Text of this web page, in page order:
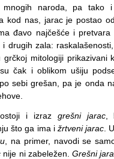
naroda, pa tako
kod nas, jarac je postao
đavo najčešće i pretvara
drugih zala:
mitologiji prikazivani
čak i oblikom ušiju
sebi grešan, pa je onda
i izraz grešni jarac,
što ga ima i žrtveni jarac.
, na primer, navodi se
nije ni zabeležen. Grešni